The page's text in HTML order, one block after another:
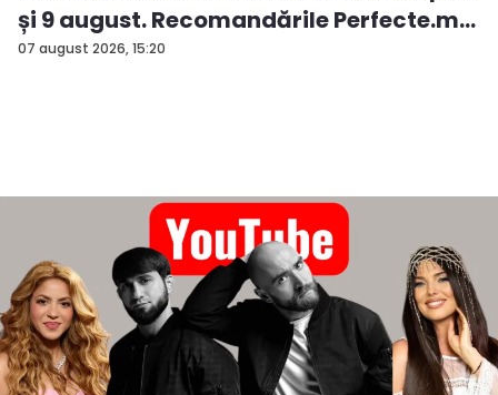
07 august 2026, 15:20
și 9 august. Recomandările Perfecte.m...